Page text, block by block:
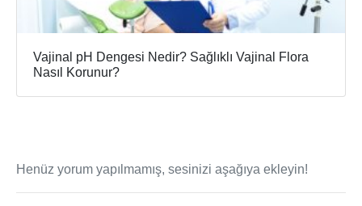
Vajinal pH Dengesi Nedir? Sağlıklı Vajinal Flora
Nasıl Korunur?
Henüz yorum yapılmamış, sesinizi aşağıya ekleyin!